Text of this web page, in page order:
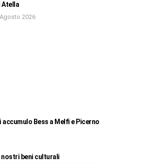
Atella
2026
accumulo Bess a Melfi e Picerno
nostri beni culturali